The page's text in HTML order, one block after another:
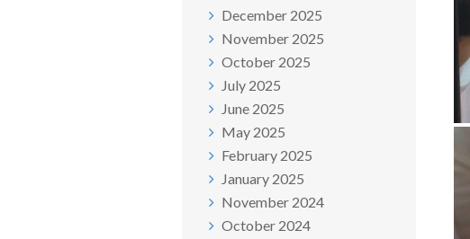
December 2025
November 2025
October 2025
July 2025
June 2025
May 2025
February 2025
January 2025
November 2024
October 2024